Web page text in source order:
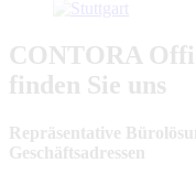
CONTORA
finden Sie uns
Repräsentative
Geschäftsadressen